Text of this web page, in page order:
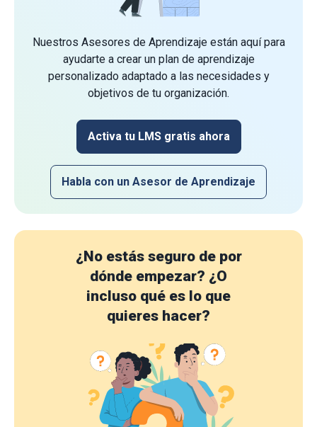
Nuestros Asesores de Aprendizaje están aquí para
ayudarte a crear un plan de aprendizaje
personalizado adaptado a las necesidades y
objetivos de tu organización.
Activa tu LMS gratis ahora
Habla con un Asesor de Aprendizaje
¿No estás seguro de por
dónde empezar? ¿O
incluso qué es lo que
quieres hacer?